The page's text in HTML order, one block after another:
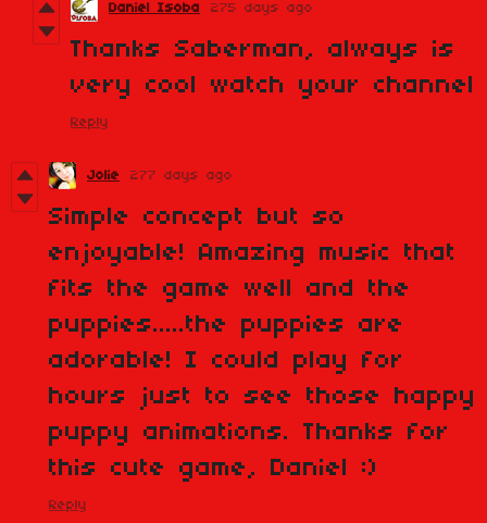
Daniel Isoba 275 days ago
Thanks Saberman, always is
very cool watch your channel
Reply
Jolie 277 days ago
Simple concept but so
enjoyable! Amazing music that
fits the game well and the
puppies.....the puppies are
adorable! I could play for
hours just to see those happy
puppy animations. Thanks for
this cute game, Daniel :)
Reply